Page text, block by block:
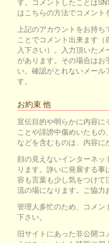
す。コメントしたことは
はこちらの方法でコメント
上記のアカウントをお持
ことでコメント出来ます（
入下さい）。入力頂いた
があります。その場合はお
い。確認がとれないメール
す。
お約束 他
宣伝目的や明らかに内容に
ことや誹謗中傷めいたも
などを含むものは、内容に
顔の見えないインターネッ
ります。諍いに発展する
容も言葉も少し気をつけて
流の場になります。ご協力
管理人多忙のため、コメン
下さい。
旧サイトにあった非公開